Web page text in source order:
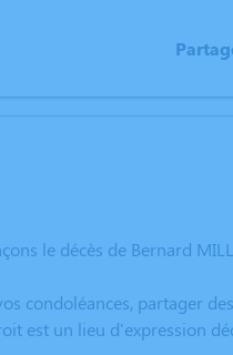
le décès de Bernard
condoléances, partager
est un lieu d'expression